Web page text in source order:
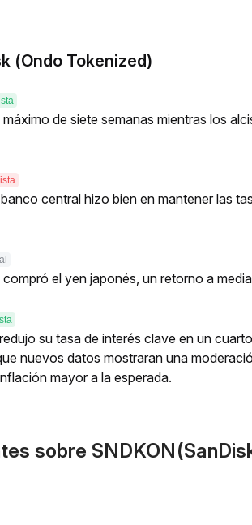
(Ondo Tokenized)
de siete semanas mientras los
central hizo bien en mantener las
el yen japonés, un retorno a
su tasa de interés clave en un
nuevos datos mostraran una
mayor a la esperada.
sobre